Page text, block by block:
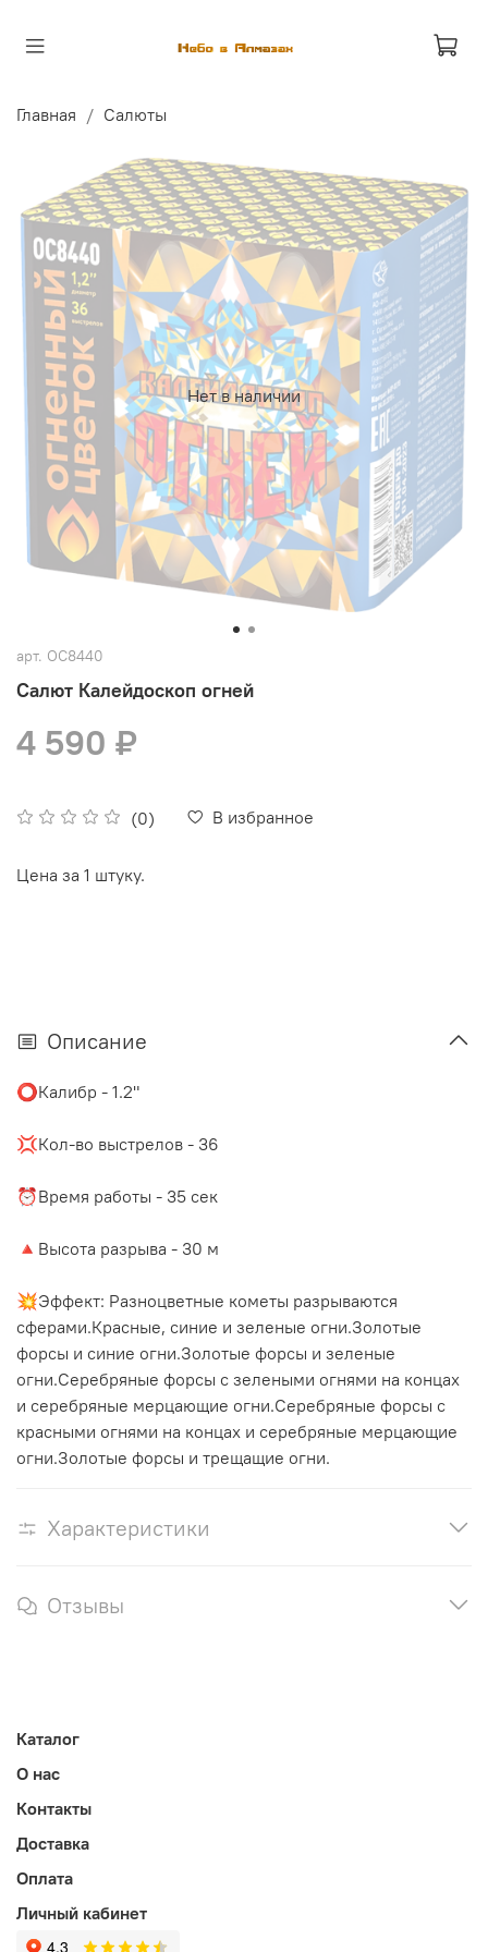
Главная Салюты
Нет в наличии
арт. ОС8440
Салют Калейдоскоп огней
(0) В избранное
4 590 ₽
Цена за 1 штуку.
Описание
⭕️Калибр - 1.2"
💢Кол-во выстрелов - 36
⏰Время работы - 35 сек
🔺Высота разрыва - 30 м
💥Эффект: Разноцветные кометы разрываются
сферами.Красные, синие и зеленые огни.Золотые
форсы и синие огни.Золотые форсы и зеленые
огни.Серебряные форсы с зелеными огнями на концах
и серебряные мерцающие огни.Серебряные форсы с
красными огнями на концах и серебряные мерцающие
огни.Золотые форсы и трещащие огни.
Характеристики
Отзывы
Каталог
О нас
Контакты
Доставка
Оплата
Личный кабинет